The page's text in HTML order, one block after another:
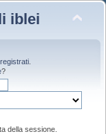
iblei
registrati.
?
della sessione.